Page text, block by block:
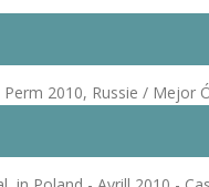
2010, Russie / Mejor